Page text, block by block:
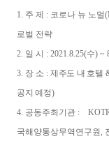
1. 주 제 : 코로나 뉴 노멀
로벌 전략
2. 일 시 : 2021.8.25(수) ~
3. 장 소 : 제주도 내 호텔
공지 예정)
4. 공동주최기관 :
국해양통상무역연구원,